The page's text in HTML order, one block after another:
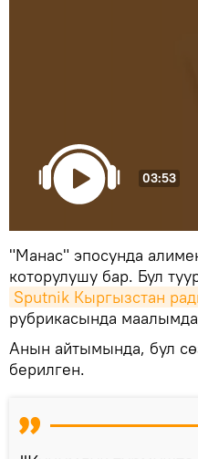
03:53
"Манас" эпосунда
которулушу бар. Бул
Sputnik Кыргызстан
рубрикасында
Анын айтымында, бул
берилген.